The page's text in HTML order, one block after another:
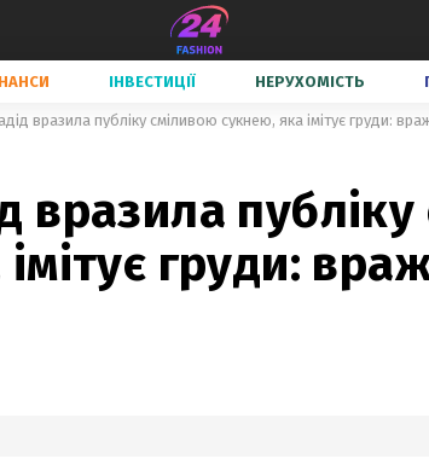
ІНВЕСТИЦІЇ НЕРУХОМІСТЬ
вразила публіку сміливою сукнею, яка імітує груди:
вразила
груди: